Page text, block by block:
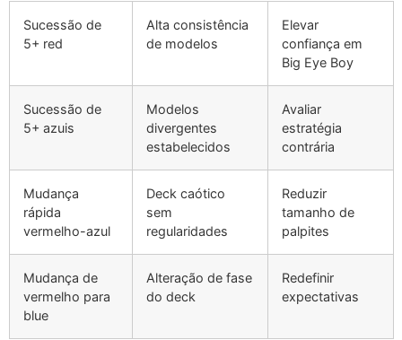
Sucessão de
5+ red
Alta consistência
de modelos
Elevar
confiança em
Big Eye Boy
Sucessão de
5+ azuis
Modelos
divergentes
estabelecidos
Avaliar
estratégia
contrária
Mudança
rápida
vermelho-azul
Deck caótico
sem
regularidades
Reduzir
tamanho de
palpites
Mudança de
vermelho para
blue
Alteração de fase
do deck
Redefinir
expectativas